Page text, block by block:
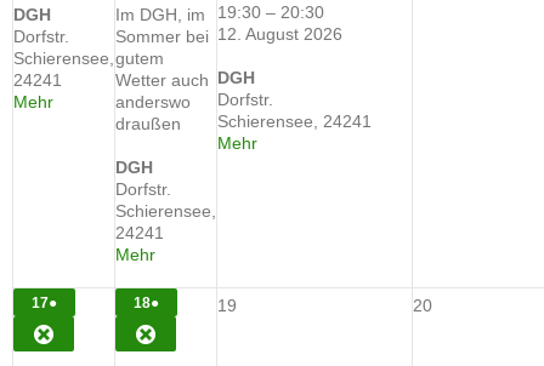
DGH
Dorfstr.
Schierensee
24241
Mehrabout
Im DGH, im
Sommer bei
gutem
Wetter auch
anderswo
draußen
DGH
Dorfstr.
Schierensee
24241
Mehrabout
19:30 – 20:30
12. August 2026
DGH
Dorfstr.
Schierensee
24241
Mehrabout
1717.
AUGUST
2026
●(1
VERANSTALTUNG)
1818.
AUGUST
2026
●(1
VERANSTALTUNG)
19 2020.